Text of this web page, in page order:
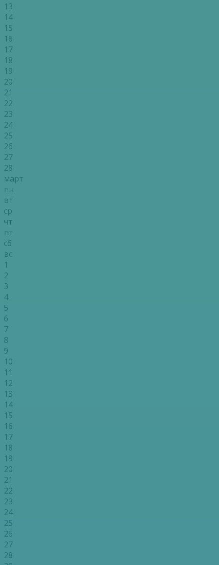
13
14
15
16
17
18
19
20
21
22
23
24
25
26
27
28
март
пн
вт
ср
чт
пт
сб
вс
1
2
3
4
5
6
7
8
9
10
11
12
13
14
15
16
17
18
19
20
21
22
23
24
25
26
27
28